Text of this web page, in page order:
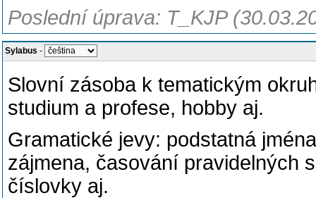
Poslední úprava: T_KJP
Sylabus -
Slovní zásoba k tematickým
studium a profese, hobby aj.
Gramatické jevy: podstatná
zájmena, časování pravidelných
číslovky aj.